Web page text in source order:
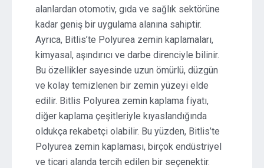
alanlardan otomotiv, gıda ve sağlık sektörüne
kadar geniş bir uygulama alanına sahiptir.
Ayrıca, Bitlis’te Polyurea zemin kaplamaları,
kimyasal, aşındırıcı ve darbe direnciyle bilinir.
Bu özellikler sayesinde uzun ömürlü, düzgün
ve kolay temizlenen bir zemin yüzeyi elde
edilir. Bitlis Polyurea zemin kaplama fiyatı,
diğer kaplama çeşitleriyle kıyaslandığında
oldukça rekabetçi olabilir. Bu yüzden, Bitlis’te
Polyurea zemin kaplaması, birçok endüstriyel
ve ticari alanda tercih edilen bir seçenektir.